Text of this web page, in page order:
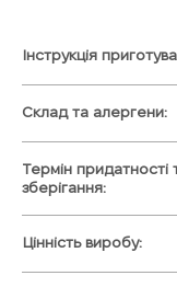
Інструкція
гарячим молочком🍶
2)Спостерігай як
😍
3)Гарненько
Склад та алергени:
полунична
Смаколики:
топінг
Термін придатності
зберігання:
під замовлення, на
Ви смакували
Цінність виробу: